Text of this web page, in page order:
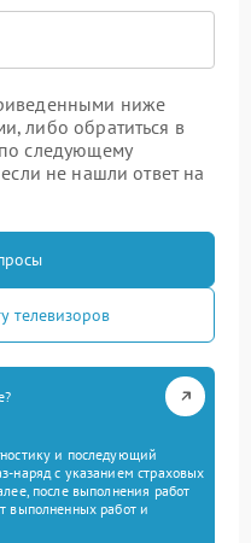
ниже
либо обратиться в
следующему
если не нашли ответ на
телевизоров
и последующий
наряд с указанием страховых
после выполнения работ
выполненных работ и